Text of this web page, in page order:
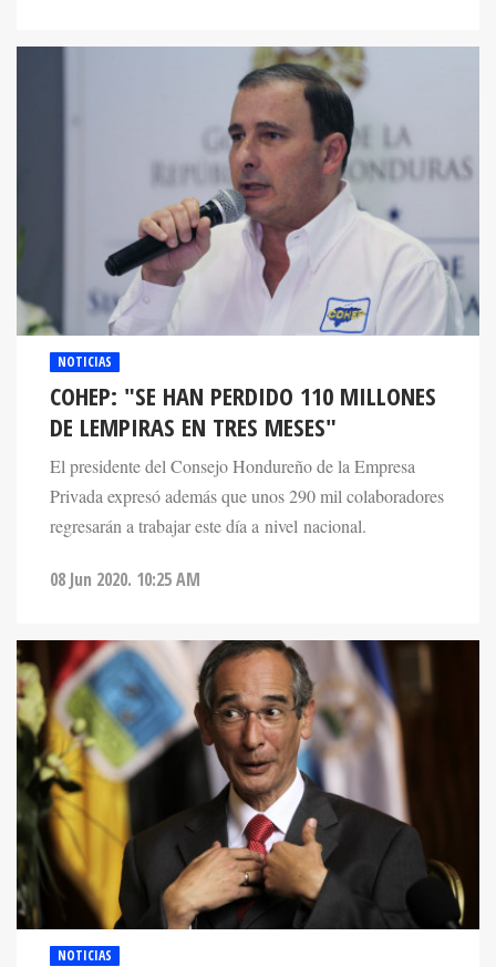
NOTICIAS
COHEP: "SE HAN PERDIDO 110 MILLONES
DE LEMPIRAS EN TRES MESES"
El presidente del Consejo Hondureño de la Empresa
Privada expresó además que unos 290 mil colaboradores
regresarán a trabajar este día a nivel nacional.
08 Jun 2020. 10:25 AM
NOTICIAS